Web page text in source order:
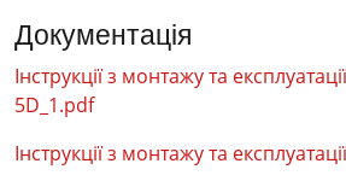
Документація
Інструкції з монтажу та
5D_1.pdf
Інструкції з монтажу та